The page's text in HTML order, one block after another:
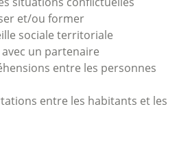
et/ou former
sociale territoriale
un partenaire
entre les personnes
entre les habitants et les